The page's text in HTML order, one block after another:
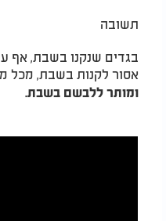
תשובה
בגדים שנקנו בשבת, אף
אסור לקנות בשבת, מכל
ומותר ללבשם בשבת.